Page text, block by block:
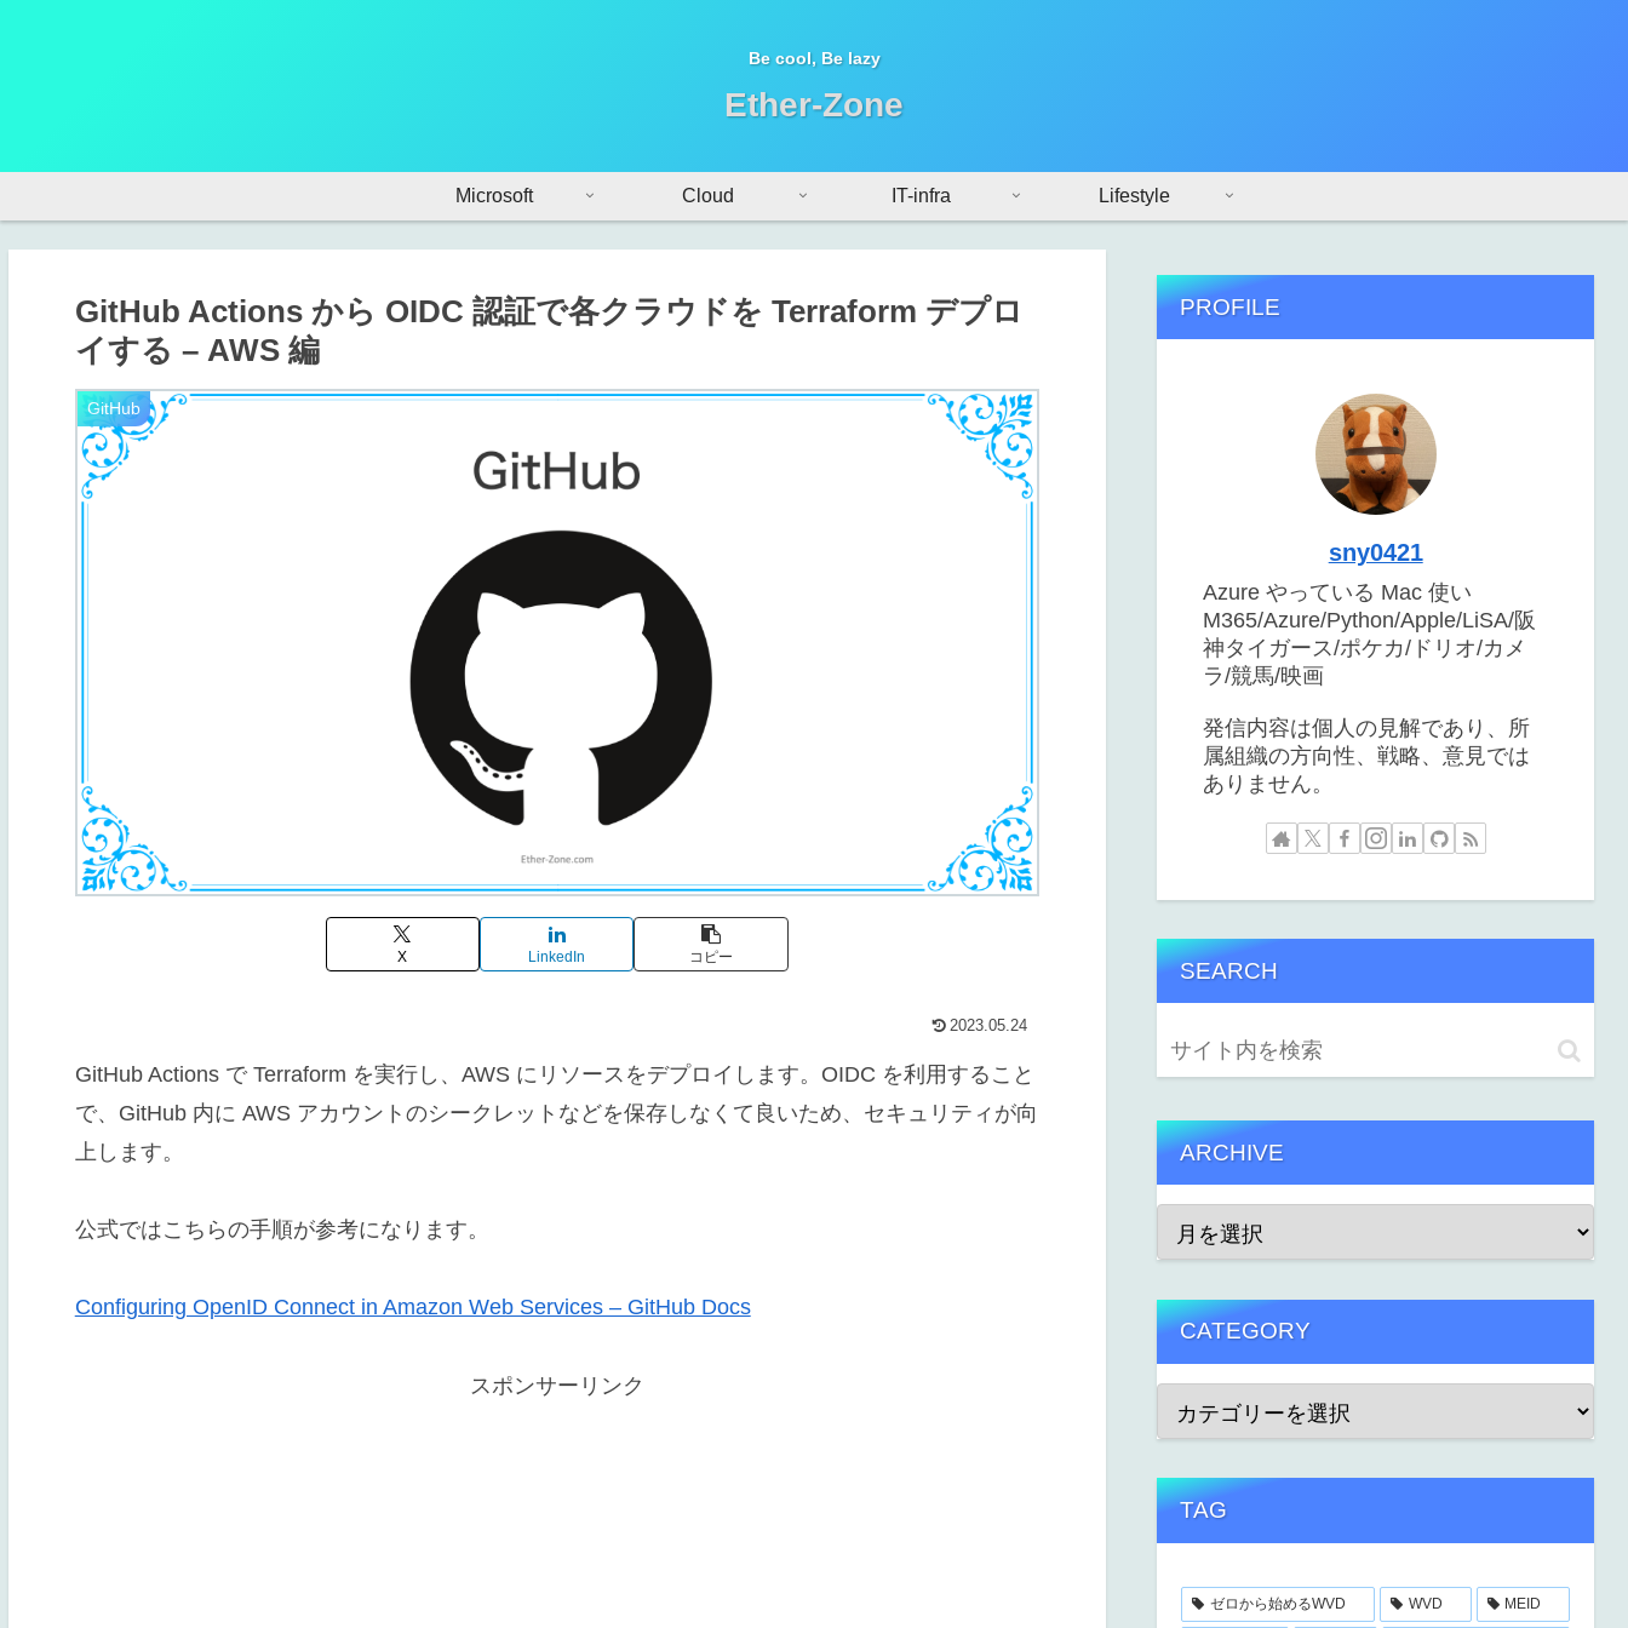
Be cool, Be lazy
Ether-Zone
Microsoft Cloud IT-infra Lifestyle
GitHub Actions から OIDC 認証で各クラウドを Terraform デプロ
イする – AWS 編
GitHub
X LinkedIn コピー
2023.05.24
GitHub Actions で Terraform を実行し、AWS にリソースをデプロイします。OIDC を利用すること
で、GitHub 内に AWS アカウントのシークレットなどを保存しなくて良いため、セキュリティが向
上します。
公式ではこちらの手順が参考になります。
Configuring OpenID Connect in Amazon Web Services – GitHub Docs
スポンサーリンク
PROFILE
sny0421
Azure やっている Mac 使い
M365/Azure/Python/Apple/LiSA/阪
神タイガース/ポケカ/ドリオ/カメ
ラ/競馬/映画
発信内容は個人の見解であり、所
属組織の方向性、戦略、意見では
ありません。
SEARCH
ARCHIVE
CATEGORY
TAG
ゼロから始めるWVD WVD MEID